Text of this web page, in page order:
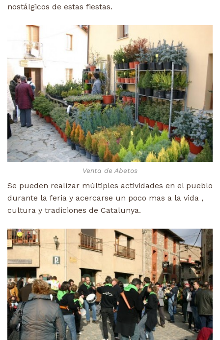
nostálgicos de estas fiestas.
Venta de Abetos
Se pueden realizar múltiples actividades en el pueblo
durante la feria y acercarse un poco mas a la vida ,
cultura y tradiciones de Catalunya.